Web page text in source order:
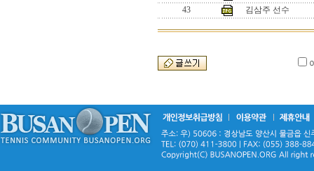
43
김삼주 선수